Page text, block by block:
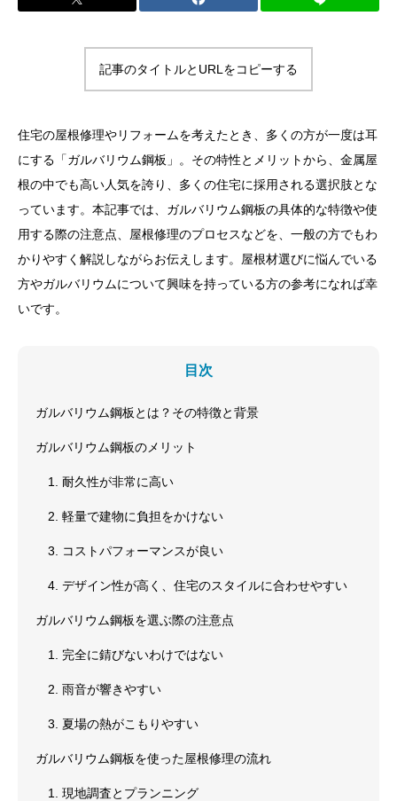
記事のタイトルとURLをコピーする
住宅の屋根修理やリフォームを考えたとき、多くの方が一度は耳
にする「ガルバリウム鋼板」。その特性とメリットから、金属屋
根の中でも高い人気を誇り、多くの住宅に採用される選択肢とな
っています。本記事では、ガルバリウム鋼板の具体的な特徴や使
用する際の注意点、屋根修理のプロセスなどを、一般の方でもわ
かりやすく解説しながらお伝えします。屋根材選びに悩んでいる
方やガルバリウムについて興味を持っている方の参考になれば幸
いです。
目次
ガルバリウム鋼板とは？その特徴と背景
ガルバリウム鋼板のメリット
1. 耐久性が非常に高い
2. 軽量で建物に負担をかけない
3. コストパフォーマンスが良い
4. デザイン性が高く、住宅のスタイルに合わせやすい
ガルバリウム鋼板を選ぶ際の注意点
1. 完全に錆びないわけではない
2. 雨音が響きやすい
3. 夏場の熱がこもりやすい
ガルバリウム鋼板を使った屋根修理の流れ
1. 現地調査とプランニング